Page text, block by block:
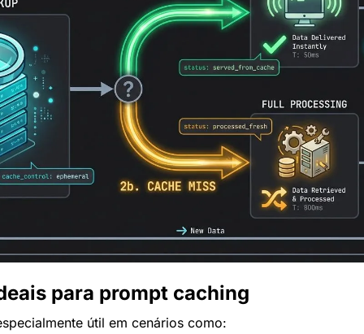
para prompt caching
útil em cenários como: